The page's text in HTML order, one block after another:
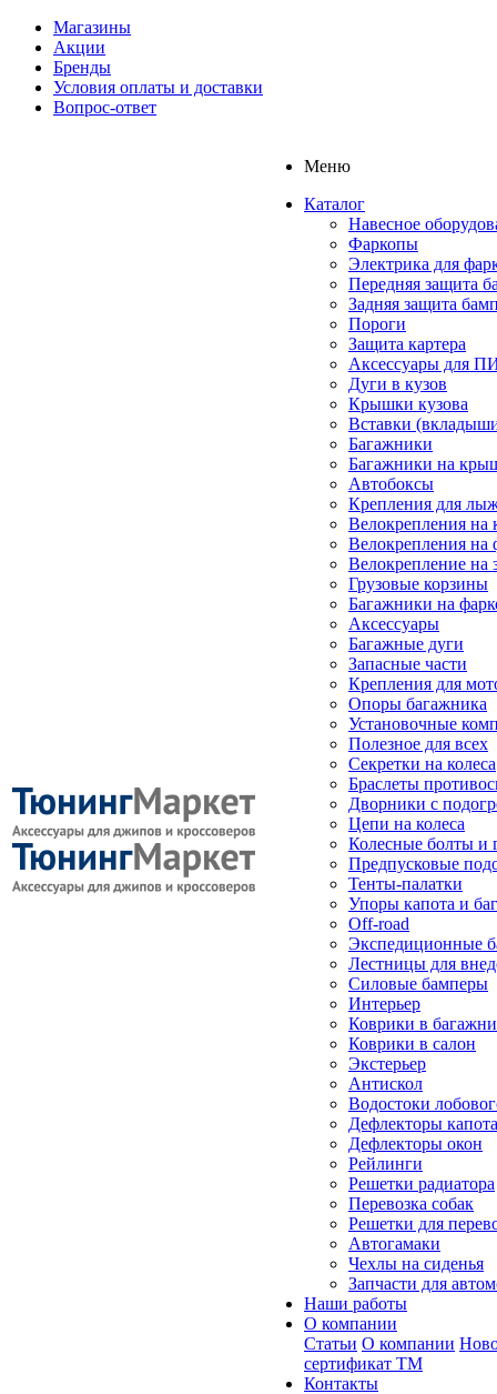
Магазины
Акции
Бренды
Условия оплаты и доставки
Вопрос-ответ
Меню
Каталог
Навесное
Фаркопы
Электрика для
Передняя защита
Задняя защита
Пороги
Защита картера
Аксессуары для
Дуги в кузов
Крышки кузова
Вставки
Багажники
Багажники на
Автобоксы
Крепления для
Велокрепления
Велокрепления на
Велокрепление на
Грузовые корзины
Багажники на
Аксессуары
Багажные дуги
Запасные части
Крепления для
Опоры багажника
Установочные
Полезное для всех
Секретки на колеса
Браслеты
Дворники с
Цепи на колеса
Колесные болты и
Предпусковые
Тенты-палатки
Упоры капота и
Off-road
Экспедиционные
Лестницы для
Силовые бамперы
Интерьер
Коврики в
Коврики в салон
Экстерьер
Антискол
Водостоки
Дефлекторы капота
Дефлекторы окон
Рейлинги
Решетки радиатора
Перевозка собак
Решетки для
Автогамаки
Чехлы на сиденья
Запчасти для
Наши работы
О компании
Статьи О компании
сертификат ТМ
Контакты